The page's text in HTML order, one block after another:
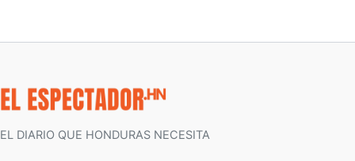
EL DIARIO QUE HONDURAS NECESITA